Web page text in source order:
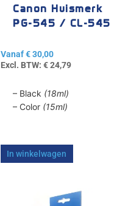
Canon Huismerk
PG-545 / CL-545
Vanaf€30,00
Excl. BTW: €24,79
– Black (18ml)
– Color (15ml)
In winkelwagen
gekozen
worden
productpagina